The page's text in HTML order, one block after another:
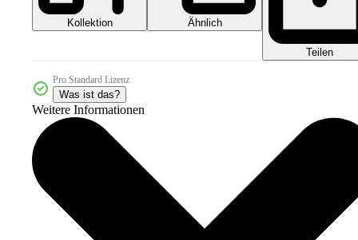
Kollektion Ähnlich
Teilen
Pro Standard Lizenz
Was ist das?
Weitere Informationen